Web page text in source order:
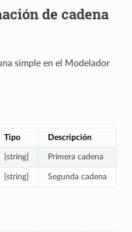
de cadena
simple en el Modelador
Tipo Descripción
[string] Primera cadena
[string] Segunda cadena